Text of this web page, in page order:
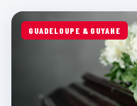
GUADELOUPE & GUYANE